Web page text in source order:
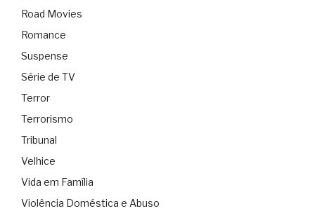
Road Movies
Romance
Suspense
Série de TV
Terror
Terrorismo
Tribunal
Velhice
Vida em Família
Violência Doméstica e Abuso